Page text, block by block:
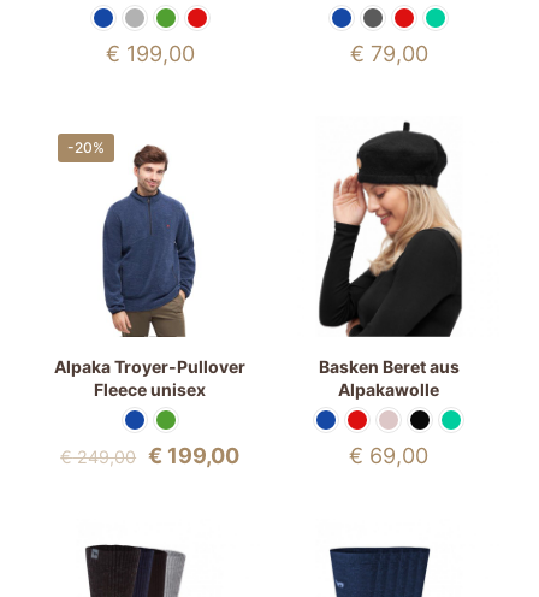
€ 199,00 € 79,00
-20%
Alpaka Troyer-Pullover
Fleece unisex
€249,00 Ursprünglicher
€ 199,00Aktueller
Basken Beret aus
Alpakawolle
€ 69,00